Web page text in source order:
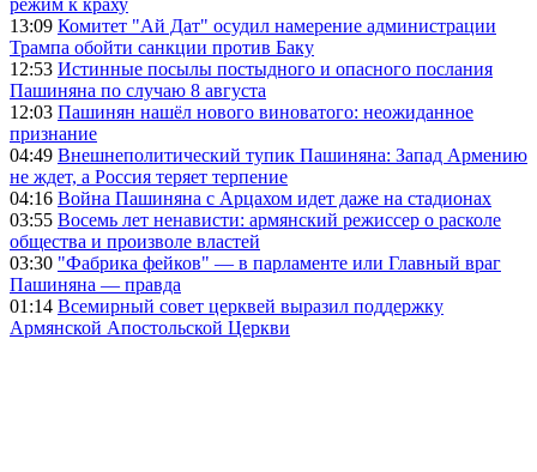
режим к краху
13:09 Комитет "Ай Дат" осудил намерение администрации
Трампа обойти санкции против Баку
12:53 Истинные посылы постыдного и опасного послания
Пашиняна по случаю 8 августа
12:03 Пашинян нашёл нового виноватого: неожиданное
признание
04:49 Внешнеполитический тупик Пашиняна: Запад Армению
не ждет, а Россия теряет терпение
04:16 Война Пашиняна с Арцахом идет даже на стадионах
03:55 Восемь лет ненависти: армянский режиссер о расколе
общества и произволе властей
03:30 "Фабрика фейков" — в парламенте или Главный враг
Пашиняна — правда
01:14 Всемирный совет церквей выразил поддержку
Армянской Апостольской Церкви